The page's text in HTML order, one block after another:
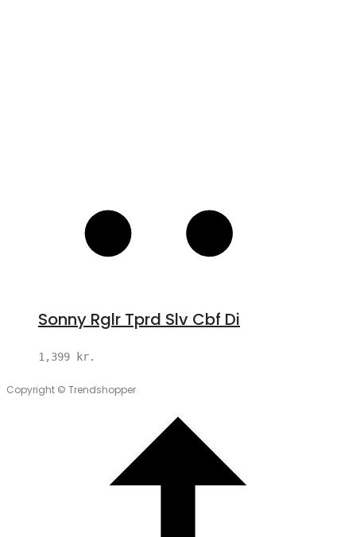
Sonny Rglr Tprd Slv Cbf Di
1,399 kr.
Copyright © Trendshopper